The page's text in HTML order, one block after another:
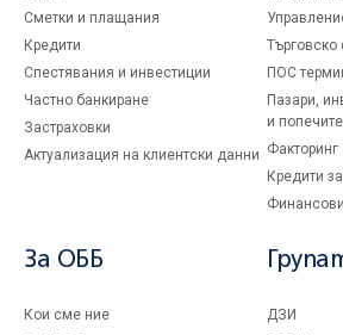
Сметки и плащания
Кредити
Спестявания и инвестиции
Частно банкиране
Застраховки
Актуализация на клиентски данни
ПОС
Пазари,
и
Факторинг
Кредити
За ОББ
Кои сме ние
ДЗИ